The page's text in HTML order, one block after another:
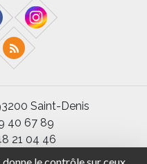
Saint-Denis
40 67 89
21 04 46